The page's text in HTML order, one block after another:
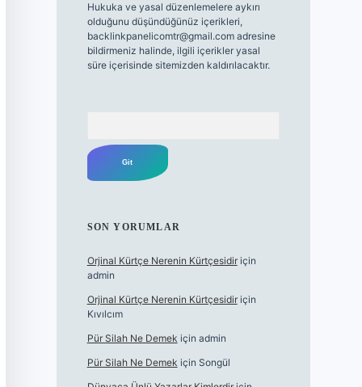
Hukuka ve yasal düzenlemelere aykırı
olduğunu düşündüğünüz içerikleri,
backlinkpanelicomtr@gmail.comadresine
bildirmeniz halinde, ilgili içerikler yasal
süre içerisinde sitemizden kaldırılacaktır.
SON YORUMLAR
Orjinal Kürtçe Nerenin Kürtçesidiriçin
admin
Orjinal Kürtçe Nerenin Kürtçesidiriçin
Kıvılcım
Pür Silah Ne Demek için admin
Pür Silah Ne Demek için Songül